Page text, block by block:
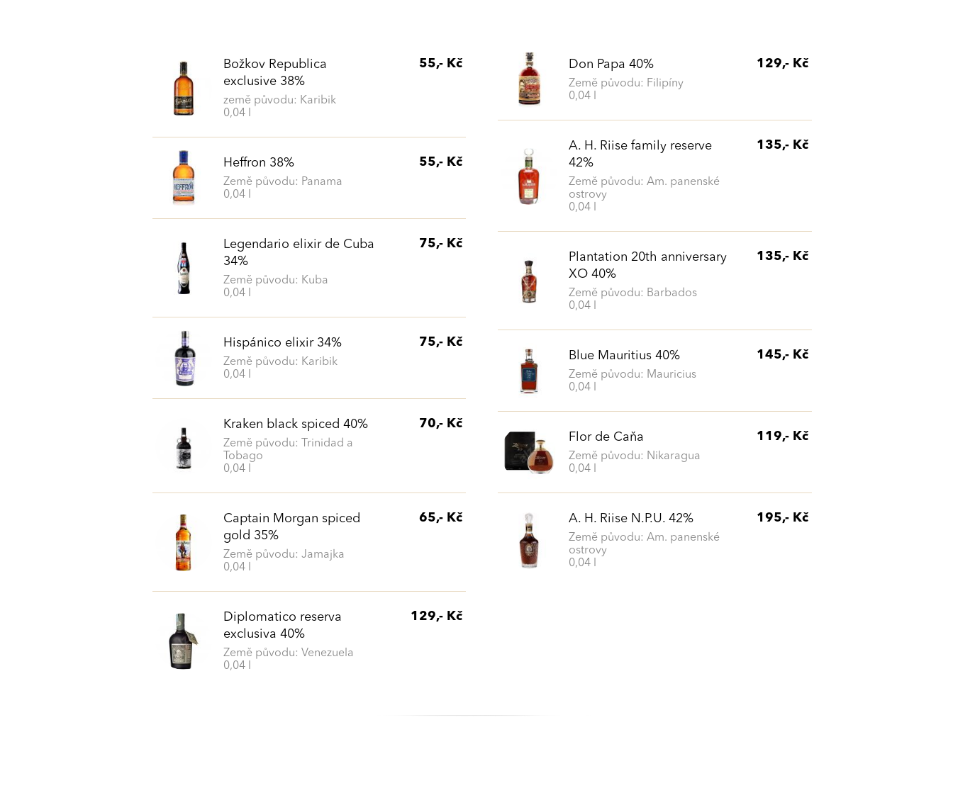
Božkov Republica
exclusive 38%
země původu: Karibik
0,04 l
55,- Kč
Heffron 38%
Země původu: Panama
0,04 l
55,- Kč
Legendario elixir de Cuba
34%
Země původu: Kuba
0,04 l
75,- Kč
Hispánico elixir 34%
Země původu: Karibik
0,04 l
75,- Kč
Kraken black spiced 40%
Země původu: Trinidad a
Tobago
0,04 l
70,- Kč
Captain Morgan spiced
gold 35%
Země původu: Jamajka
0,04 l
65,- Kč
Diplomatico reserva
exclusiva 40%
Země původu: Venezuela
0,04 l
129,- Kč
Don Papa 40%
Země původu: Filipíny
0,04 l
129,- Kč
A. H. Riise family reserve
42%
Země původu: Am. panenské
ostrovy
0,04 l
135,- Kč
Plantation 20th anniversary
XO 40%
Země původu: Barbados
0,04 l
135,- Kč
Blue Mauritius 40%
Země původu: Mauricius
0,04 l
145,- Kč
Flor de Caňa
Země původu: Nikaragua
0,04 l
119,- Kč
A. H. Riise N.P.U. 42%
Země původu: Am. panenské
ostrovy
0,04 l
195,- Kč